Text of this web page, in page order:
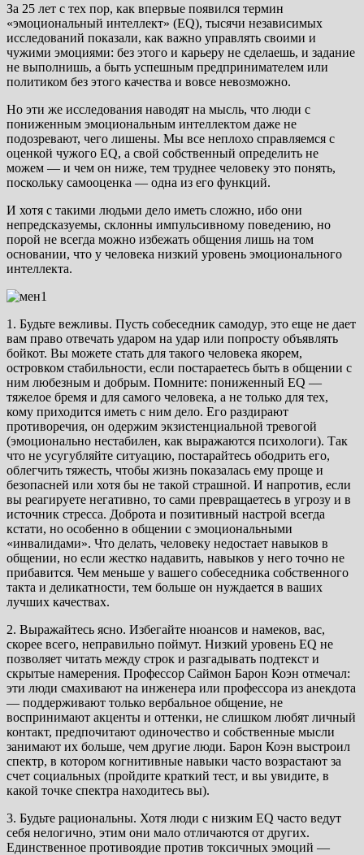
За 25 лет с тех пор, как впервые появился термин
«эмоциональный интеллект» (EQ), тысячи независимых
исследований показали, как важно управлять своими и
чужими эмоциями: без этого и карьеру не сделаешь, и задание
не выполнишь, а быть успешным предпринимателем или
политиком без этого качества и вовсе невозможно.
Но эти же исследования наводят на мысль, что люди с
пониженным эмоциональным интеллектом даже не
подозревают, чего лишены. Мы все неплохо справляемся с
оценкой чужого EQ, а свой собственный определить не
можем — и чем он ниже, тем труднее человеку это понять,
поскольку самооценка — одна из его функций.
И хотя с такими людьми дело иметь сложно, ибо они
непредсказуемы, склонны импульсивному поведению, но
порой не всегда можно избежать общения лишь на том
основании, что у человека низкий уровень эмоционального
интеллекта.
1. Будьте вежливы. Пусть собеседник самодур, это еще не дает
вам право отвечать ударом на удар или попросту объявлять
бойкот. Вы можете стать для такого человека якорем,
островком стабильности, если постараетесь быть в общении с
ним любезным и добрым. Помните: пониженный EQ —
тяжелое бремя и для самого человека, а не только для тех,
кому приходится иметь с ним дело. Его раздирают
противоречия, он одержим экзистенциальной тревогой
(эмоционально нестабилен, как выражаются психологи). Так
что не усугубляйте ситуацию, постарайтесь ободрить его,
облегчить тяжесть, чтобы жизнь показалась ему проще и
безопасней или хотя бы не такой страшной. И напротив, если
вы реагируете негативно, то сами превращаетесь в угрозу и в
источник стресса. Доброта и позитивный настрой всегда
кстати, но особенно в общении с эмоциональными
«инвалидами». Что делать, человеку недостает навыков в
общении, но если жестко надавить, навыков у него точно не
прибавится. Чем меньше у вашего собеседника собственного
такта и деликатности, тем больше он нуждается в ваших
лучших качествах.
2. Выражайтесь ясно. Избегайте нюансов и намеков, вас,
скорее всего, неправильно поймут. Низкий уровень EQ не
позволяет читать между строк и разгадывать подтекст и
скрытые намерения. Профессор Саймон Барон Коэн отмечал:
эти люди смахивают на инженера или профессора из анекдота
— поддерживают только вербальное общение, не
воспринимают акценты и оттенки, не слишком любят личный
контакт, предпочитают одиночество и собственные мысли
занимают их больше, чем другие люди. Барон Коэн выстроил
спектр, в котором когнитивные навыки часто возрастают за
счет социальных (пройдите краткий тест, и вы увидите, в
какой точке спектра находитесь вы).
3. Будьте рациональны. Хотя люди с низким EQ часто ведут
себя нелогично, этим они мало отличаются от других.
Единственное противоядие против токсичных эмоций —